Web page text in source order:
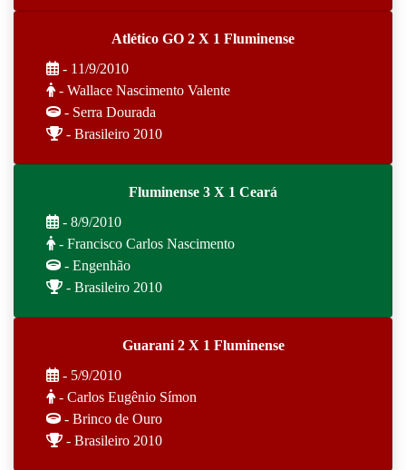
Atlético GO 2 X 1 Fluminense
- 11/9/2010
- Wallace Nascimento Valente
- Serra Dourada
- Brasileiro 2010
Fluminense 3 X 1 Ceará
- 8/9/2010
- Francisco Carlos Nascimento
- Engenhão
- Brasileiro 2010
Guarani 2 X 1 Fluminense
- 5/9/2010
- Carlos Eugênio Símon
- Brinco de Ouro
- Brasileiro 2010